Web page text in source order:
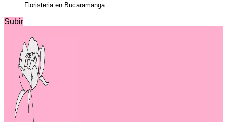
Floristeria en Bucaramanga
Subir